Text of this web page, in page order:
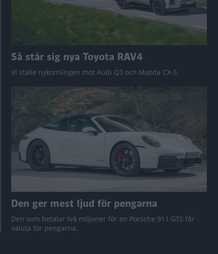
Så står sig nya Toyota RAV4
Vi ställe nykomlingen mot Audi Q3 och Mazda CX-5.
Den ger mest ljud för pengarna
Den som betalar två miljoner för en Porsche 911 GTS får
valuta för pengarna.